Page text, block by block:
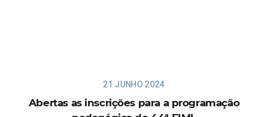
21 JUNHO 2024
Abertas as inscrições para a programação